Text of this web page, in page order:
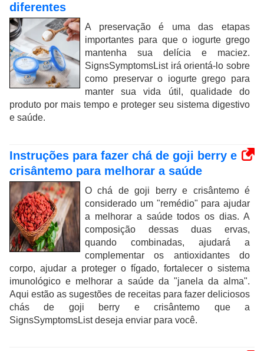
diferentes
A preservação é uma das etapas
importantes para que o iogurte grego
mantenha sua delícia e maciez.
SignsSymptomsList irá orientá-lo sobre
como preservar o iogurte grego para
manter sua vida útil, qualidade do
produto por mais tempo e proteger seu sistema digestivo
e saúde.
Instruções para fazer chá de goji berry e
crisântemo para melhorar a saúde
O chá de goji berry e crisântemo é
considerado um "remédio" para ajudar
a melhorar a saúde todos os dias. A
composição dessas duas ervas,
quando combinadas, ajudará a
complementar os antioxidantes do
corpo, ajudar a proteger o fígado, fortalecer o sistema
imunológico e melhorar a saúde da "janela da alma".
Aqui estão as sugestões de receitas para fazer deliciosos
chás de goji berry e crisântemo que a
SignsSymptomsList deseja enviar para você.